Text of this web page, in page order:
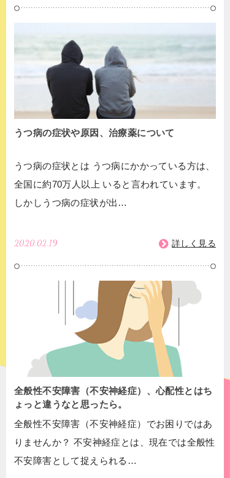
うつ病の症状や原因、治療薬について
うつ病の症状とは うつ病にかかっている方は、
全国に約70万人以上 いると言われています。
しかしうつ病の症状が出…
2020.02.19 詳しく見る
全般性不安障害（不安神経症）、心配性とはち
ょっと違うなと思ったら。
全般性不安障害（不安神経症）でお困りではあ
りませんか？ 不安神経症とは、現在では全般性
不安障害として捉えられる…